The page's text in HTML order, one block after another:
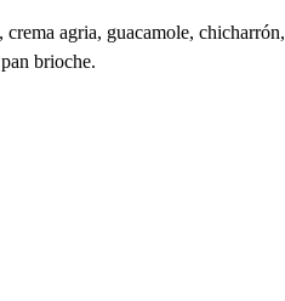
crema agria, guacamole, chicharrón,
brioche.